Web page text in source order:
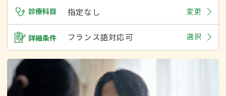
診療科目 指定なし 変更
詳細条件 フランス語対応可 選択